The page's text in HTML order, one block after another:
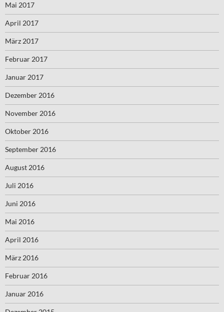
Mai 2017
April 2017
März 2017
Februar 2017
Januar 2017
Dezember 2016
November 2016
Oktober 2016
September 2016
August 2016
Juli 2016
Juni 2016
Mai 2016
April 2016
März 2016
Februar 2016
Januar 2016